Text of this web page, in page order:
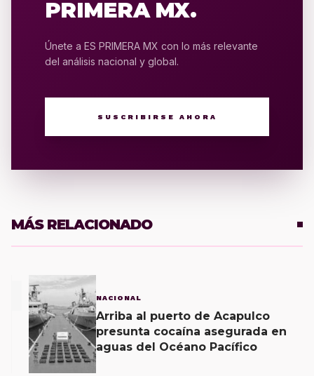
PRIMERA MX.
Únete a ES PRIMERA MX con lo más relevante
del análisis nacional y global.
SUSCRIBIRSE AHORA
MÁS RELACIONADO
NACIONAL
Arriba al puerto de Acapulco
presunta cocaína asegurada en
aguas del Océano Pacífico